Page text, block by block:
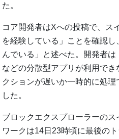
た。
コア開発者はXへの投稿で、ス
を経験している」ことを確認
んでいる」と述べた。開発者
などの分散型アプリが利用で
クションが遅いか一時的に処
した。
ブロックエクスプローラーのス
ワークは14日23時頃に最後の